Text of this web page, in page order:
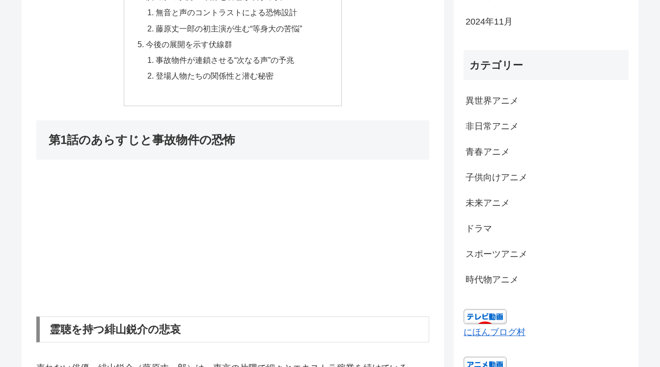
無音と声のコントラストによる恐怖設計
藤原丈一郎の初主演が生む“等身大の苦悩”
今後の展開を示す伏線群
事故物件が連鎖させる“次なる声”の予兆
登場人物たちの関係性と潜む秘密
第1話のあらすじと事故物件の恐怖
霊聴を持つ緋山鋭介の悲哀
2024年11月
カテゴリー
異世界アニメ
非日常アニメ
青春アニメ
子供向けアニメ
未来アニメ
ドラマ
スポーツアニメ
時代物アニメ
にほんブログ村